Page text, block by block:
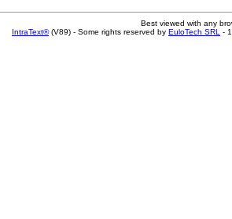
Best viewed with any
IntraText®(V89) - Some rights reserved by EuloTech SRL -